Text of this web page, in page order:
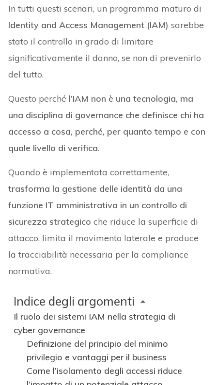
In tutti questi scenari, un programma maturo di
Identity and Access Management (IAM) sarebbe
stato il controllo in grado di limitare
significativamente il danno, se non di prevenirlo
del tutto.
Questo perché l’IAM non è una tecnologia, ma
una disciplina di governance che definisce chi ha
accesso a cosa, perché, per quanto tempo e con
quale livello di verifica.
Quando è implementata correttamente,
trasforma la gestione delle identità da una
funzione IT amministrativa in un controllo di
sicurezza strategico che riduce la superficie di
attacco, limita il movimento laterale e produce
la tracciabilità necessaria per la compliance
normativa.
Indice degli argomenti
Il ruolo dei sistemi IAM nella strategia di
cyber governance
Definizione del principio del minimo
privilegio e vantaggi per il business
Come l’isolamento degli accessi riduce